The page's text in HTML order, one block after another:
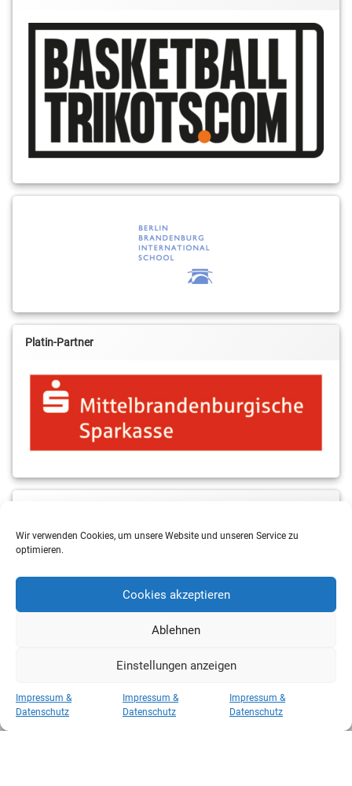
Wir verwenden Cookies, um unsere Website und unseren Service zu
optimieren.
Cookies akzeptieren
Ablehnen
Einstellungen anzeigen
Impressum &
Datenschutz
Impressum &
Datenschutz
Impressum &
Datenschutz
Platin-Partner
Kategorien